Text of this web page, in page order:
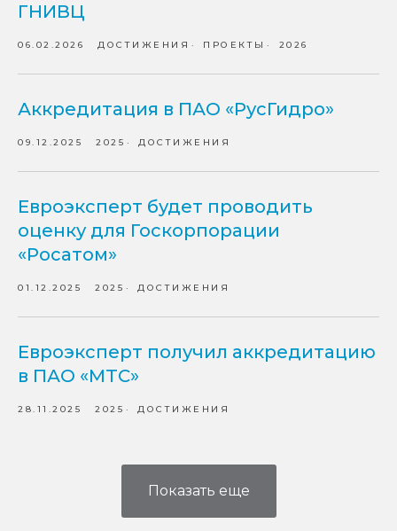
ГНИВЦ
06.02.2026 ДОСТИЖЕНИЯ ПРОЕКТЫ 2026
Аккредитация в ПАО «РусГидро»
09.12.2025 2025 ДОСТИЖЕНИЯ
Евроэксперт будет проводить
оценку для Госкорпорации
«Росатом»
01.12.2025 2025 ДОСТИЖЕНИЯ
Евроэксперт получил аккредитацию
в ПАО «МТС»
28.11.2025 2025 ДОСТИЖЕНИЯ
Показать еще